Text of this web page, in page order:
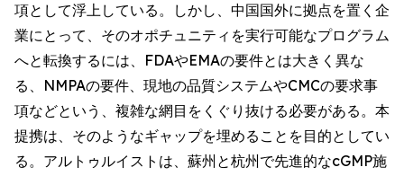
項として浮上している。しかし、中国国外に拠点を置く企
業にとって、そのオポチュニティを実行可能なプログラム
へと転換するには、FDAやEMAの要件とは大きく異な
る、NMPAの要件、現地の品質システムやCMCの要求事
項などという、複雑な網目をくぐり抜ける必要がある。本
提携は、そのようなギャップを埋めることを目的としてい
る。アルトゥルイストは、蘇州と杭州で先進的なcGMP施